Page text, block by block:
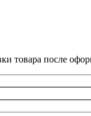
товара после